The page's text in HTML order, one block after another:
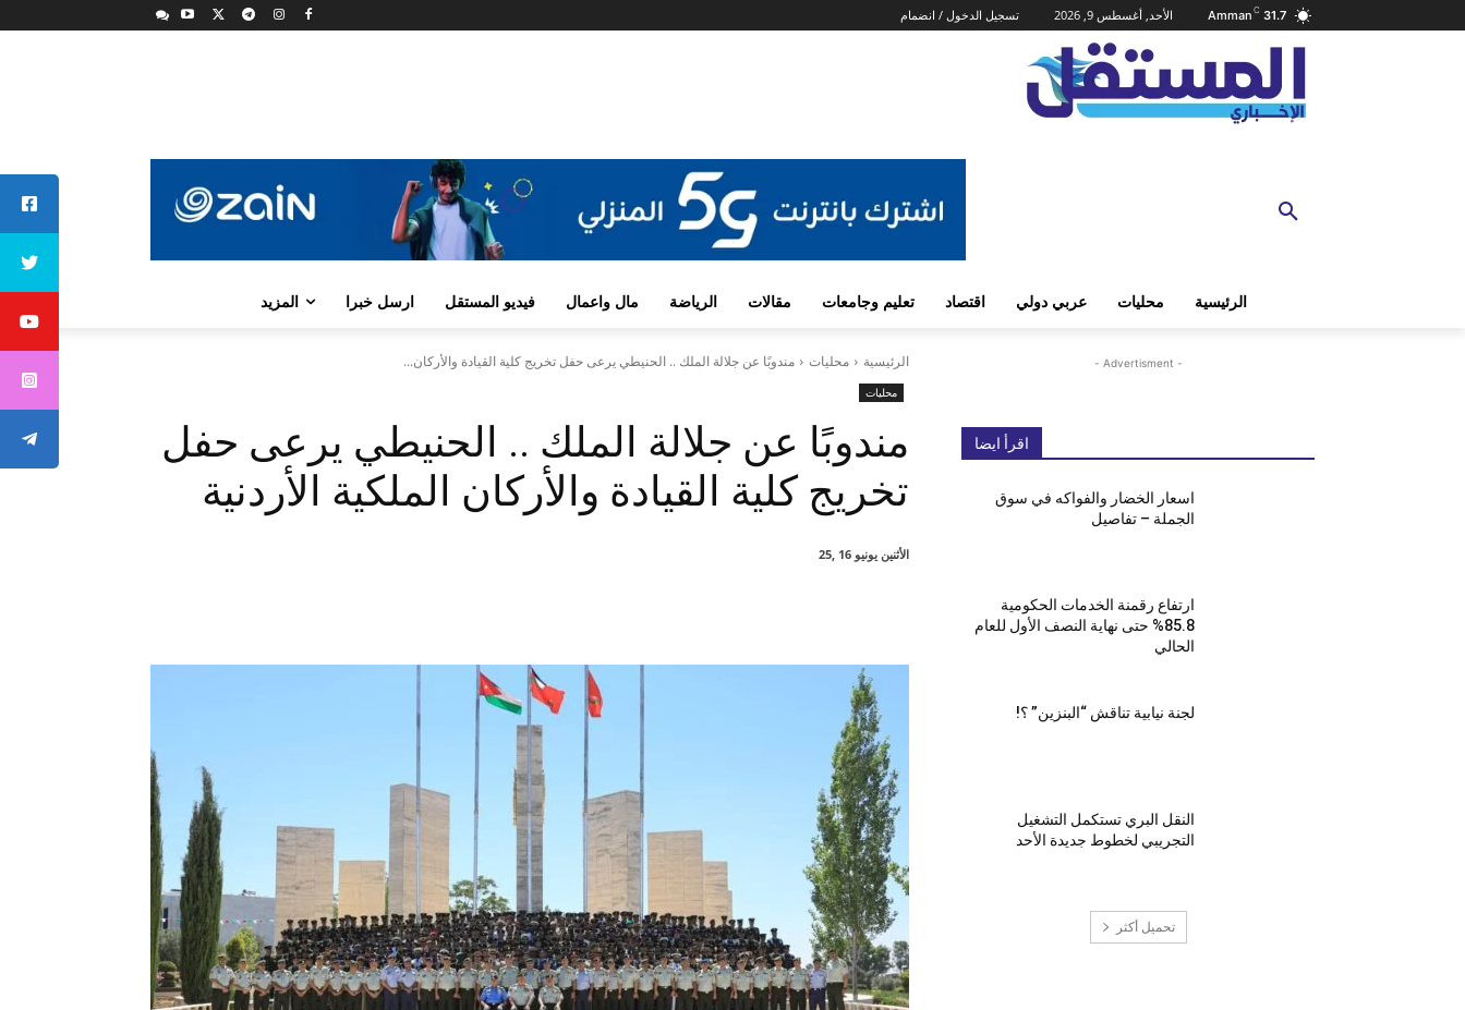
31.7
C
Amman الأحد, أغسطس 9, 2026 تسجيل الدخول / انضمام
الرئيسية محليات عربي دولي اقتصاد تعليم وجامعات مقالات الرياضة مال واعمال فيديو المستقل ارسل خبرا المزيد
الرئيسية محليات مندوبًا عن جلالة الملك .. الحنيطي يرعى حفل تخريج كلية القيادة والأركان...
محليات
مندوبًا عن جلالة الملك .. الحنيطي يرعى حفل
تخريج كلية القيادة والأركان الملكية الأردنية
الأثنين يونيو 16 ,25
- Advertisment -
اقرأ ايضا
اسعار الخضار والفواكه في سوق
الجملة – تفاصيل
ارتفاع رقمنة الخدمات الحكومية
85.8% حتى نهاية النصف الأول للعام
الحالي
لجنة نيابية تناقش “البنزين” ؟!
النقل البري تستكمل التشغيل
التجريبي لخطوط جديدة الأحد
تحميل أكثر